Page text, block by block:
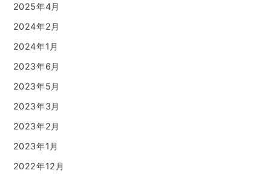
2025年4月
2024年2月
2024年1月
2023年6月
2023年5月
2023年3月
2023年2月
2023年1月
2022年12月